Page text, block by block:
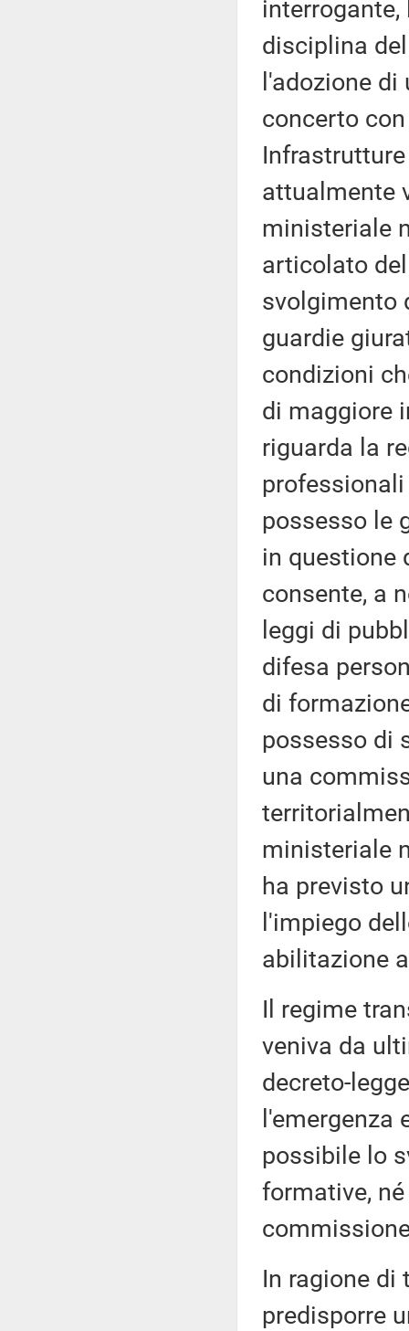
disciplina
l'adozione
concerto
attualmente
ministeriale
articolato
svolgimento
guardie
condizioni
di maggiore
riguarda la
possesso le
in questione
consente, a
leggi di
difesa
di
possesso di
una
ministeriale
ha previsto
l'impiego
abilitazione
Il regime
veniva da
decreto-
l'emergenza
possibile lo
formative,
In ragione di
predisporre